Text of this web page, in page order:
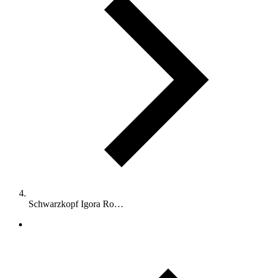
Schwarzkopf Igora Ro…